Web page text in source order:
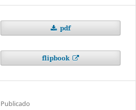
pdf
flipbook
Publicado